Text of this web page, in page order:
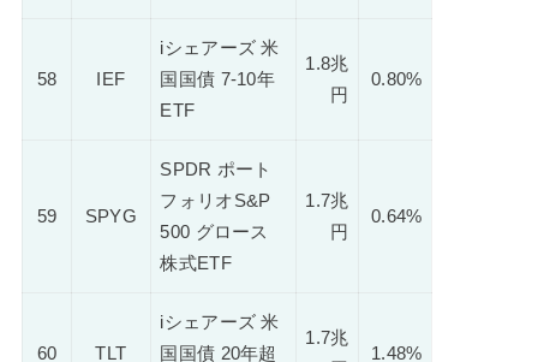
58 IEF
iシェアーズ 米
国国債 7-10年
ETF
1.8兆
円
0.80%
59 SPYG
SPDR ポート
フォリオS&P
500 グロース
株式ETF
1.7兆
円
0.64%
60 TLT
iシェアーズ 米
国国債 20年超
1.7兆
1.48%